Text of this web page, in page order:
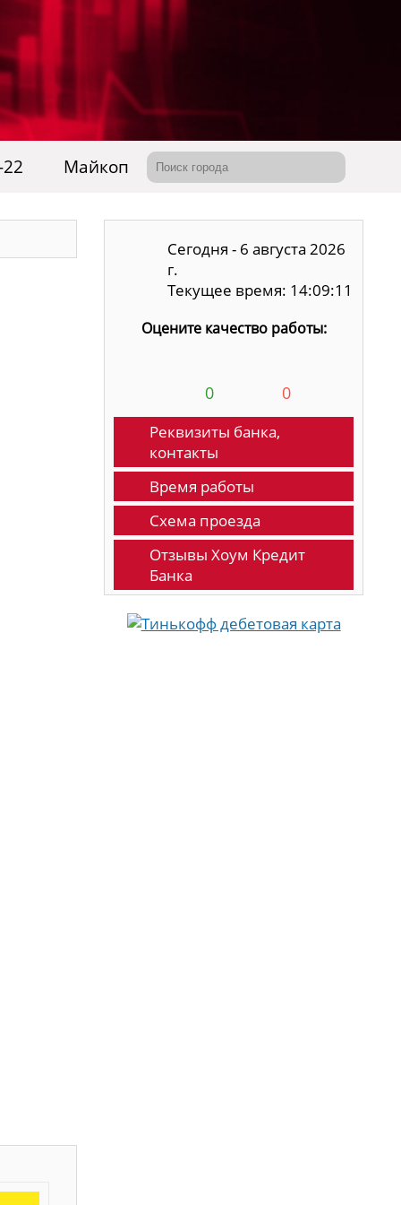
Майкоп
Сегодня - 6 августа 2026
г.
Текущее время: 14:09:12
Оцените качество работы:
0 0
Реквизиты банка,
контакты
Время работы
Схема проезда
Отзывы Хоум Кредит
Банка